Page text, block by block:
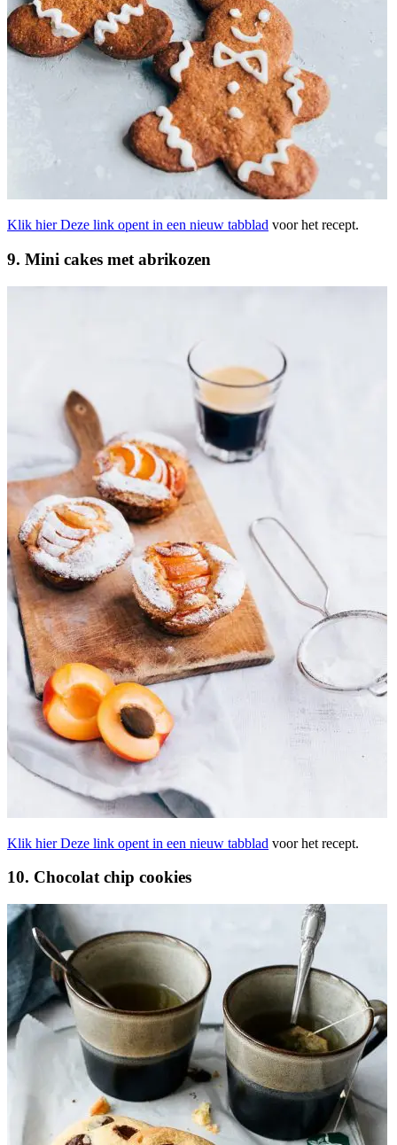
Klik hierDeze link opent in een nieuw tabblad voor het recept.
9. Mini cakes met abrikozen
Klik hierDeze link opent in een nieuw tabblad voor het recept.
10. Chocolat chip cookies